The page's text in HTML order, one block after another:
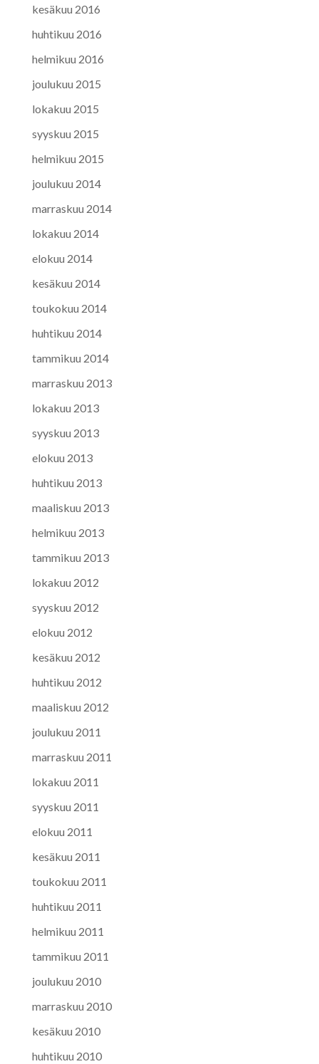
kesäkuu 2016
huhtikuu 2016
helmikuu 2016
joulukuu 2015
lokakuu 2015
syyskuu 2015
helmikuu 2015
joulukuu 2014
marraskuu 2014
lokakuu 2014
elokuu 2014
kesäkuu 2014
toukokuu 2014
huhtikuu 2014
tammikuu 2014
marraskuu 2013
lokakuu 2013
syyskuu 2013
elokuu 2013
huhtikuu 2013
maaliskuu 2013
helmikuu 2013
tammikuu 2013
lokakuu 2012
syyskuu 2012
elokuu 2012
kesäkuu 2012
huhtikuu 2012
maaliskuu 2012
joulukuu 2011
marraskuu 2011
lokakuu 2011
syyskuu 2011
elokuu 2011
kesäkuu 2011
toukokuu 2011
huhtikuu 2011
helmikuu 2011
tammikuu 2011
joulukuu 2010
marraskuu 2010
kesäkuu 2010
huhtikuu 2010